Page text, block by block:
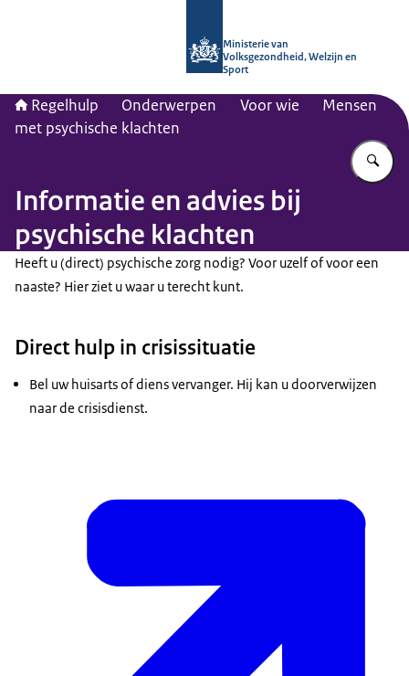
Ministerie van
Volksgezondheid, Welzijn en
Sport
Regelhulp Onderwerpen Voor wie
Mensen
met psychische klachten
Informatie en advies bij
psychische klachten
Heeft u (direct) psychische zorg nodig? Voor uzelf of voor een
naaste? Hier ziet u waar u terecht kunt.
Direct hulp in crisissituatie
Bel uw huisarts of diens vervanger. Hij kan u doorverwijzen
naar de crisisdienst.